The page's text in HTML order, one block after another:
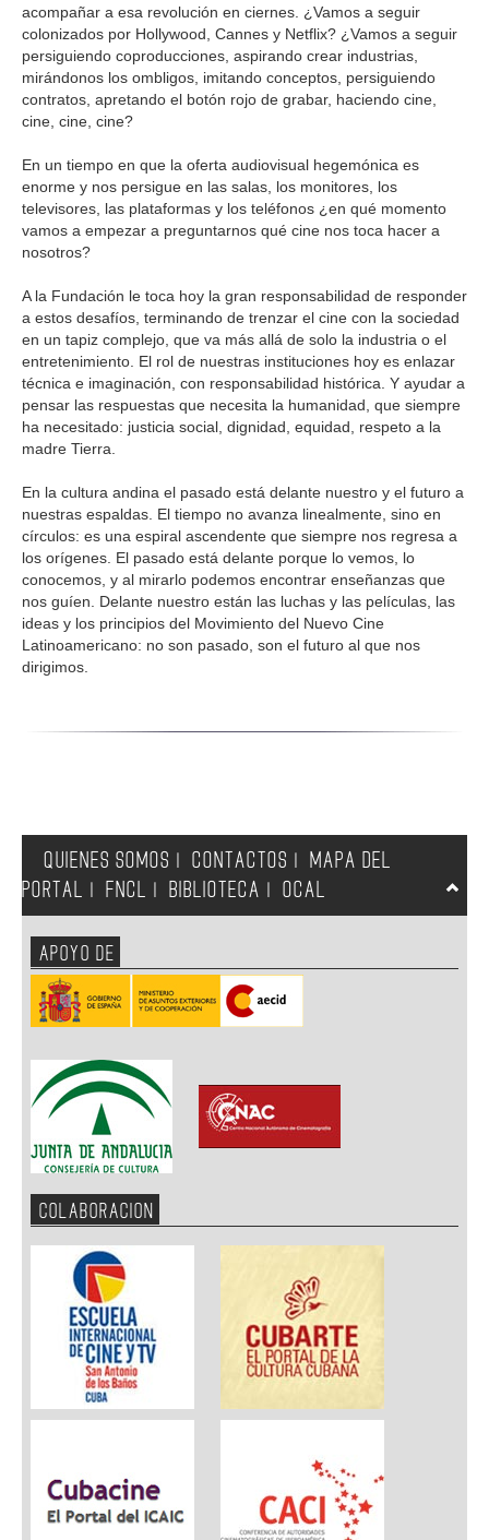
acompañar a esa revolución en ciernes. ¿Vamos a seguir
colonizados por Hollywood, Cannes y Netflix? ¿Vamos a seguir
persiguiendo coproducciones, aspirando crear industrias,
mirándonos los ombligos, imitando conceptos, persiguiendo
contratos, apretando el botón rojo de grabar, haciendo cine,
cine, cine, cine?
En un tiempo en que la oferta audiovisual hegemónica es
enorme y nos persigue en las salas, los monitores, los
televisores, las plataformas y los teléfonos ¿en qué momento
vamos a empezar a preguntarnos qué cine nos toca hacer a
nosotros?
A la Fundación le toca hoy la gran responsabilidad de responder
a estos desafíos, terminando de trenzar el cine con la sociedad
en un tapiz complejo, que va más allá de solo la industria o el
entretenimiento. El rol de nuestras instituciones hoy es enlazar
técnica e imaginación, con responsabilidad histórica. Y ayudar a
pensar las respuestas que necesita la humanidad, que siempre
ha necesitado: justicia social, dignidad, equidad, respeto a la
madre Tierra.
En la cultura andina el pasado está delante nuestro y el futuro a
nuestras espaldas. El tiempo no avanza linealmente, sino en
círculos: es una espiral ascendente que siempre nos regresa a
los orígenes. El pasado está delante porque lo vemos, lo
conocemos, y al mirarlo podemos encontrar enseñanzas que
nos guíen. Delante nuestro están las luchas y las películas, las
ideas y los principios del Movimiento del Nuevo Cine
Latinoamericano: no son pasado, son el futuro al que nos
dirigimos.
QUIENES SOMOS CONTACTOS
MAPA DEL
PORTAL
FNCL BIBLIOTECA OCAL
APOYO DE
COLABORACION